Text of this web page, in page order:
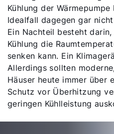
Kühlung der
Idealfall dagegen gar
Ein Nachteil besteht
Kühlung die
senken kann. Ein
Allerdings sollten
Häuser heute immer über
Schutz vor Überhitzung
geringen Kühlleistung